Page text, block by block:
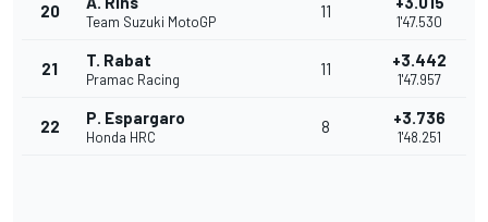
20
Team Suzuki MotoGP
11
1'47.530
21 T. Rabat
Pramac Racing
11 +3.442
1'47.957
22 P. Espargaro
Honda HRC
8 +3.736
1'48.251